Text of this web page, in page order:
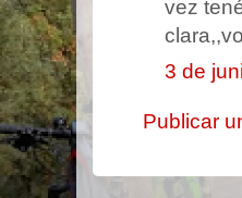
vez
3 de
Publicar